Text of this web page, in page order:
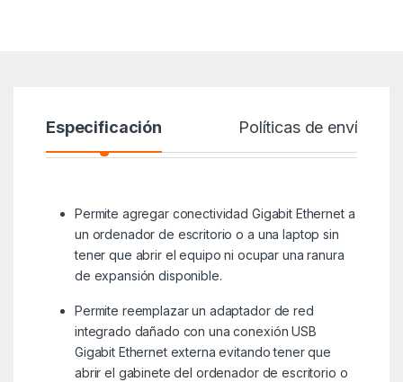
Especificación Políticas de envío
Permite agregar conectividad Gigabit Ethernet a
un ordenador de escritorio o a una laptop sin
tener que abrir el equipo ni ocupar una ranura
de expansión disponible.
Permite reemplazar un adaptador de red
integrado dañado con una conexión USB
Gigabit Ethernet externa evitando tener que
abrir el gabinete del ordenador de escritorio o